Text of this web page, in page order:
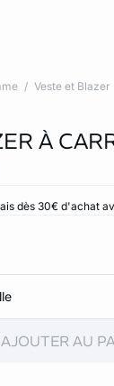
Veste et Blazer
À
dès 30€ d'achat
AJOUTER AU